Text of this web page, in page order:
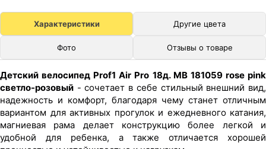
Характеристики Другие цвета
Фото Отзывы о товаре
Детский велосипед Prof1 Air Pro 18д. MB 181059 rose pink
светло-розовый - сочетает в себе стильный внешний вид,
надежность и комфорт, благодаря чему станет отличным
вариантом для активных прогулок и ежедневного катания,
магниевая рама делает конструкцию более легкой и
удобной для ребенка, а также отличается хорошей